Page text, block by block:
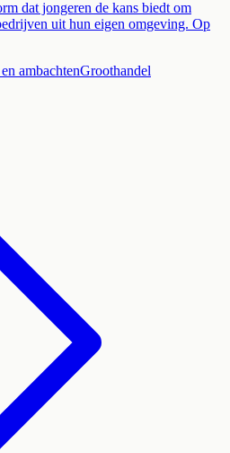
dat jongeren de kans biedt om
uit hun eigen omgeving. Op
ambachtenGroothandel